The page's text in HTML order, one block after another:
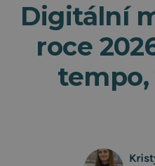
Digitální
roce
tempo,